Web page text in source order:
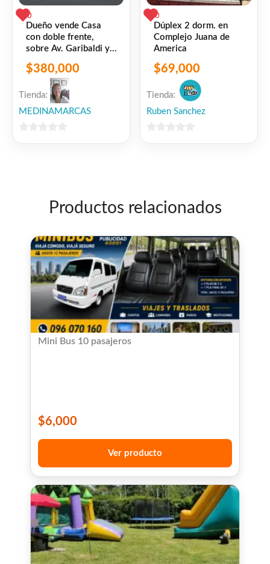
de Gral. Flores.
Factor de ocupación de 80 %.
Muy buena inversión para casa, empresa o
edificio.
Twitter
Share
❤ME GUSTA0
👍 0 personas recomiendan este producto
0
Dueño vende Casa
con doble frente,
sobre Av. Garibaldi y
otro sobre Juan
Paullier. 274 mts de
terreno, padrón único.
$380,000
Tienda:
MEDINAMARCAS
0
Dúplex 2 dorm. en
Complejo Juana de
America
$69,000
Tienda:
Ruben Sanchez
Productos relacionados
Mini Bus 10 pasajeros
$6,000
Ver producto